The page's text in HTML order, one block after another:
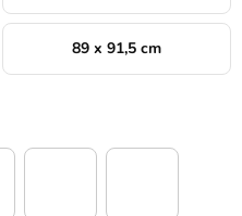
89 x 91,5 cm